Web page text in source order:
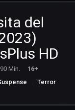
del
HD
90 Min.
16+
Terror